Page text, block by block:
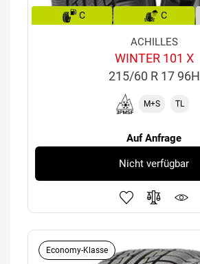
C C
ACHILLES
WINTER 101 X
215/60 R 17 96H
M+S TL
Auf Anfrage
Nicht verfügbar
Economy-Klasse